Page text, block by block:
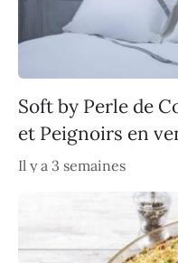
Soft by Perle de
et Peignoirs en
Il y a 3 semaines